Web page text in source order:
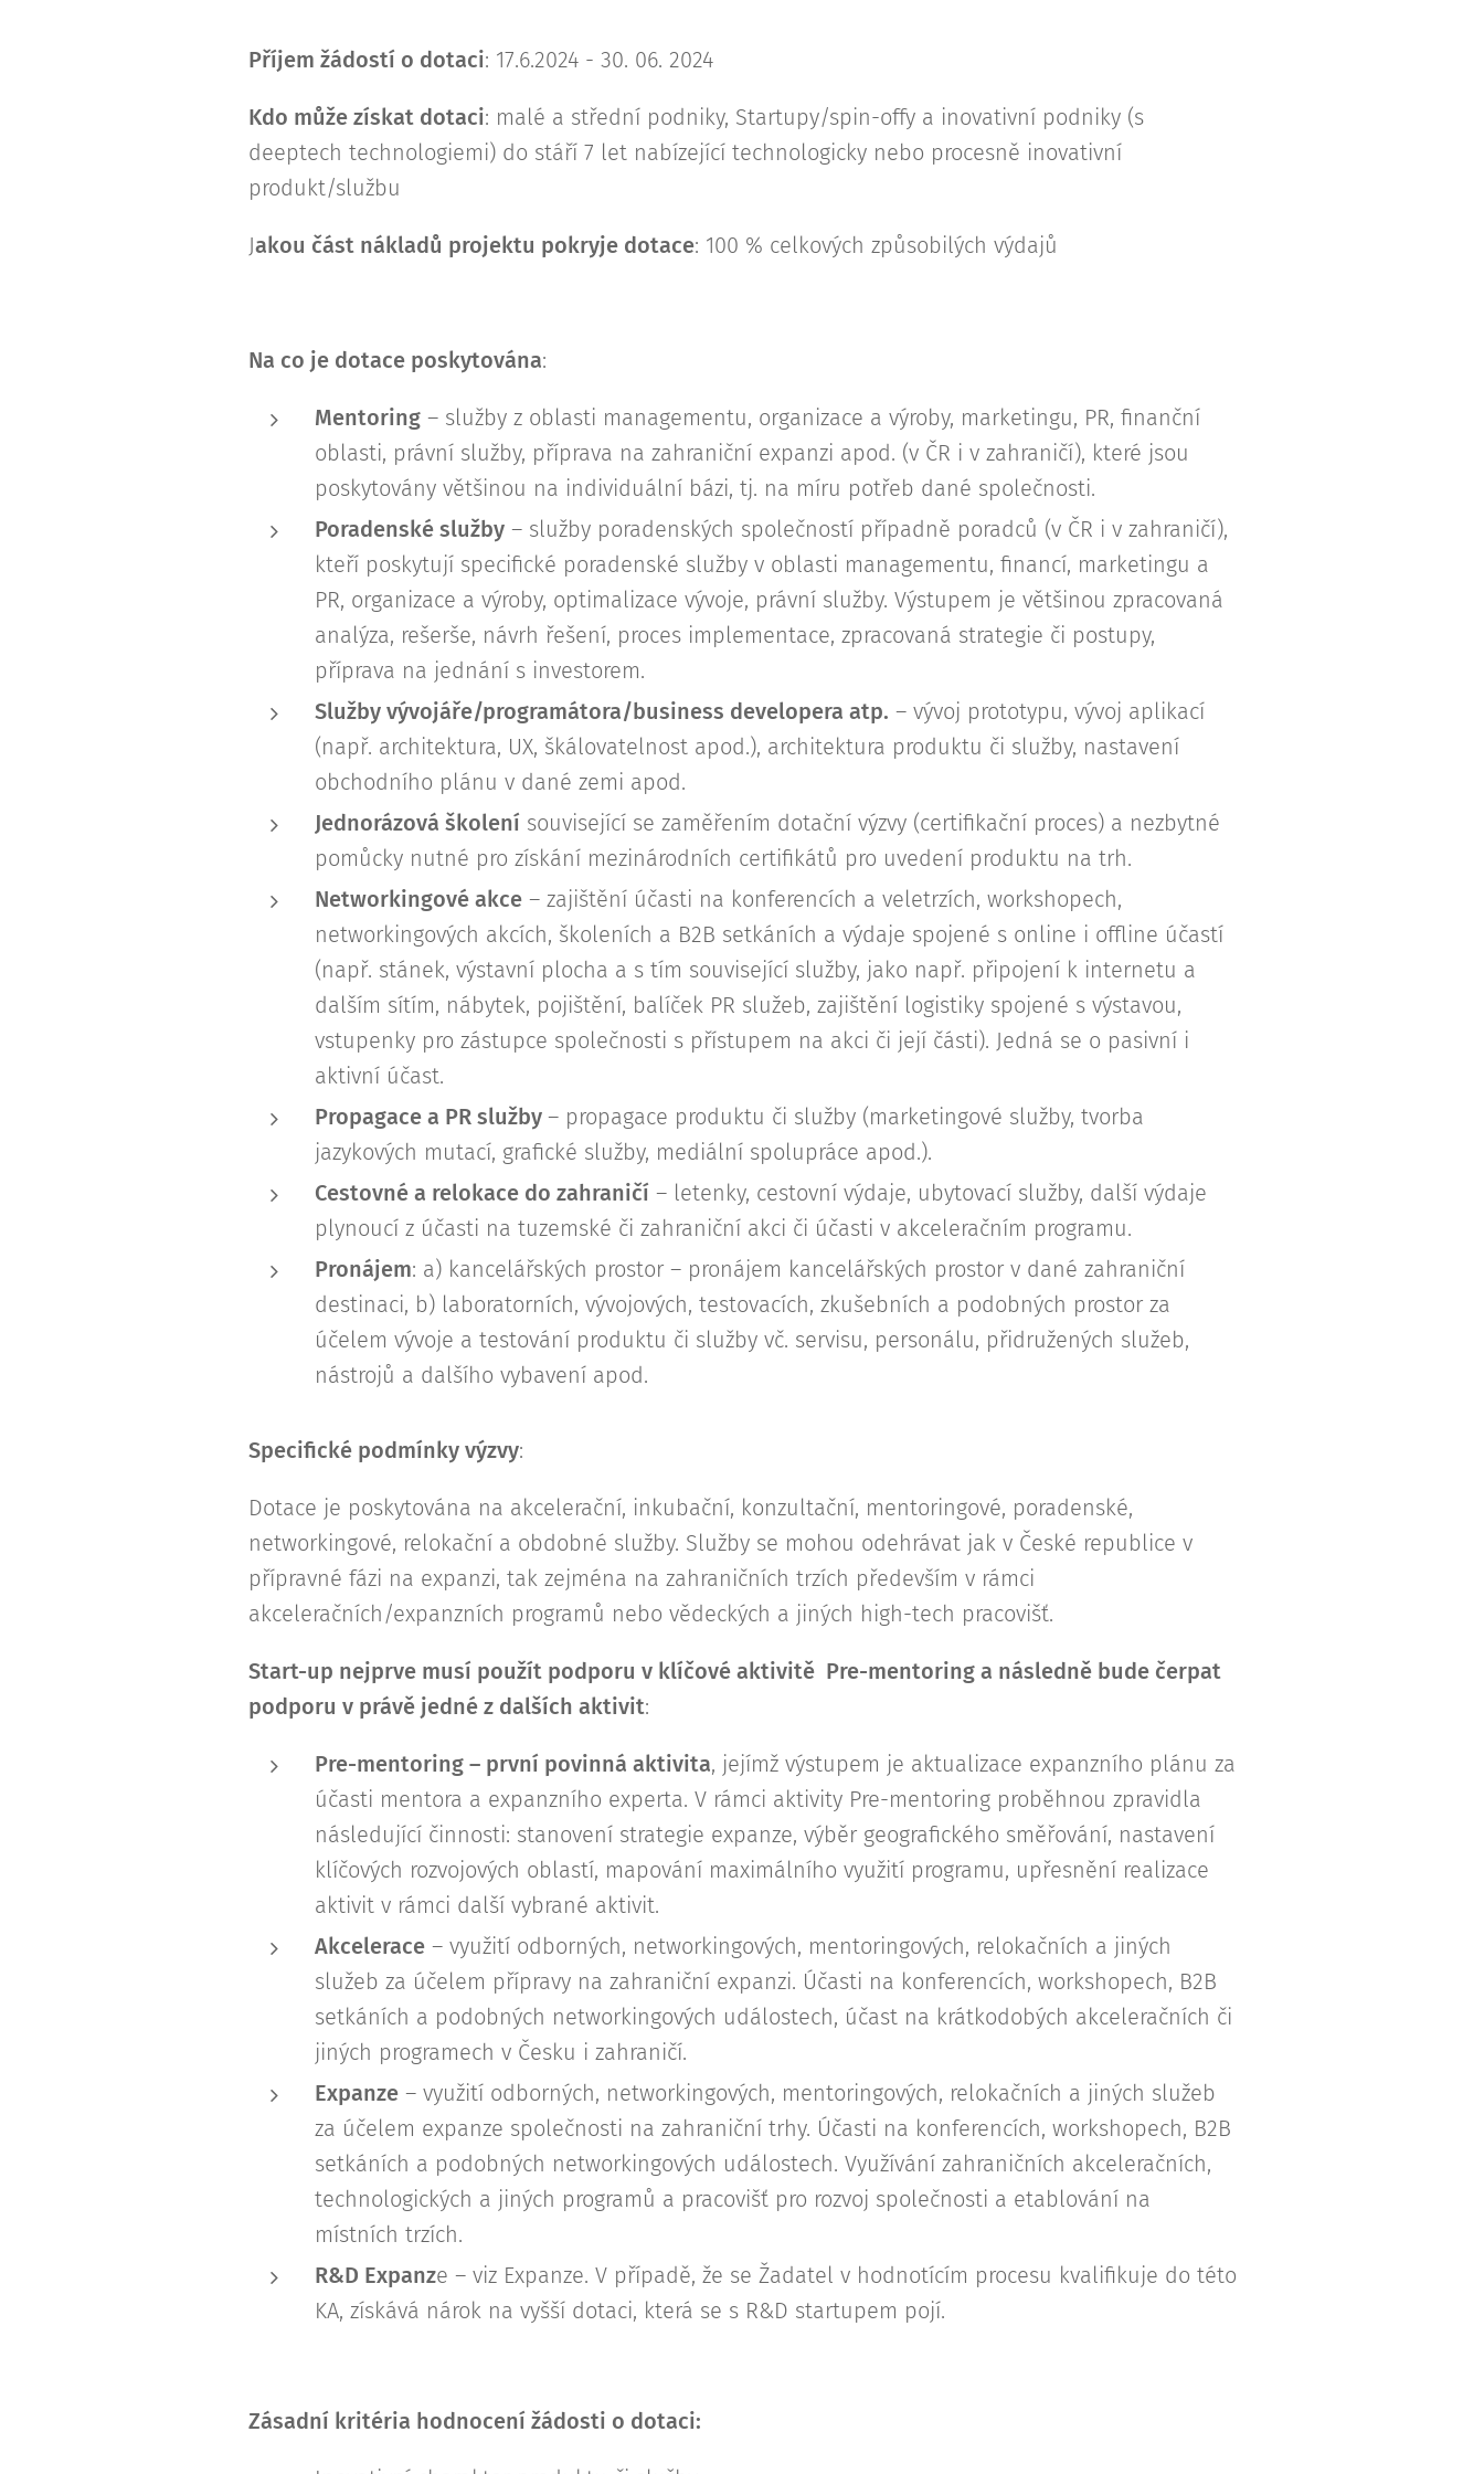
Příjem žádostí o dotaci: 17.6.2024 - 30. 06. 2024
Kdo může získat dotaci: malé a střední podniky, Startupy/spin-offy a inovativní podniky (s
deeptech technologiemi) do stáří 7 let nabízející technologicky nebo procesně inovativní
produkt/službu
Jakou část nákladů projektu pokryje dotace: 100 % celkových způsobilých výdajů
Na co je dotace poskytována:
Mentoring– služby z oblasti managementu, organizace a výroby, marketingu, PR, finanční
oblasti, právní služby, příprava na zahraniční expanzi apod. (v ČR i v zahraničí), které jsou
poskytovány většinou na individuální bázi, tj. na míru potřeb dané společnosti.
Poradenské služby– služby poradenských společností případně poradců (v ČR i v zahraničí),
kteří poskytují specifické poradenské služby v oblasti managementu, financí, marketingu a
PR, organizace a výroby, optimalizace vývoje, právní služby. Výstupem je většinou zpracovaná
analýza, rešerše, návrh řešení, proces implementace, zpracovaná strategie či postupy,
příprava na jednání s investorem.
Služby vývojáře/programátora/business developera atp. – vývoj prototypu, vývoj aplikací
(např. architektura, UX, škálovatelnost apod.), architektura produktu či služby, nastavení
obchodního plánu v dané zemi apod.
Jednorázová školenísouvisející se zaměřením dotační výzvy (certifikační proces) a nezbytné
pomůcky nutné pro získání mezinárodních certifikátů pro uvedení produktu na trh.
Networkingové akce– zajištění účasti na konferencích a veletrzích, workshopech,
networkingových akcích, školeních a B2B setkáních a výdaje spojené s online i offline účastí
(např. stánek, výstavní plocha a s tím související služby, jako např. připojení k internetu a
dalším sítím, nábytek, pojištění, balíček PR služeb, zajištění logistiky spojené s výstavou,
vstupenky pro zástupce společnosti s přístupem na akci či její části). Jedná se o pasivní i
aktivní účast.
Propagace a PR služby – propagace produktu či služby (marketingové služby, tvorba
jazykových mutací, grafické služby, mediální spolupráce apod.).
Cestovné a relokace do zahraničí– letenky, cestovní výdaje, ubytovací služby, další výdaje
plynoucí z účasti na tuzemské či zahraniční akci či účasti v akceleračním programu.
Pronájem: a) kancelářských prostor – pronájem kancelářských prostor v dané zahraniční
destinaci, b) laboratorních, vývojových, testovacích, zkušebních a podobných prostor za
účelem vývoje a testování produktu či služby vč. servisu, personálu, přidružených služeb,
nástrojů a dalšího vybavení apod.
Specifické podmínky výzvy:
Dotace je poskytována na akcelerační, inkubační, konzultační, mentoringové, poradenské,
networkingové, relokační a obdobné služby. Služby se mohou odehrávat jak v České republice v
přípravné fázi na expanzi, tak zejména na zahraničních trzích především v rámci
akceleračních/expanzních programů nebo vědeckých a jiných high-tech pracovišť.
Start-up nejprve musí použít podporu v klíčové aktivitě Pre-mentoring a následně bude čerpat
podporu v právě jedné z dalších aktivit:
Pre-mentoring – první povinná aktivita, jejímž výstupem je aktualizace expanzního plánu za
účasti mentora a expanzního experta. V rámci aktivity Pre-mentoring proběhnou zpravidla
následující činnosti: stanovení strategie expanze, výběr geografického směřování, nastavení
klíčových rozvojových oblastí, mapování maximálního využití programu, upřesnění realizace
aktivit v rámci další vybrané aktivit.
Akcelerace– využití odborných, networkingových, mentoringových, relokačních a jiných
služeb za účelem přípravy na zahraniční expanzi. Účasti na konferencích, workshopech, B2B
setkáních a podobných networkingových událostech, účast na krátkodobých akceleračních či
jiných programech v Česku i zahraničí.
Expanze– využití odborných, networkingových, mentoringových, relokačních a jiných služeb
za účelem expanze společnosti na zahraniční trhy. Účasti na konferencích, workshopech, B2B
setkáních a podobných networkingových událostech. Využívání zahraničních akceleračních,
technologických a jiných programů a pracovišť pro rozvoj společnosti a etablování na
místních trzích.
R&D Expanze – viz Expanze. V případě, že se Žadatel v hodnotícím procesu kvalifikuje do této
KA, získává nárok na vyšší dotaci, která se s R&D startupem pojí.
Zásadní kritéria hodnocení žádosti o dotaci: